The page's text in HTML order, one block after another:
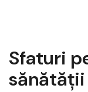
Sfaturi